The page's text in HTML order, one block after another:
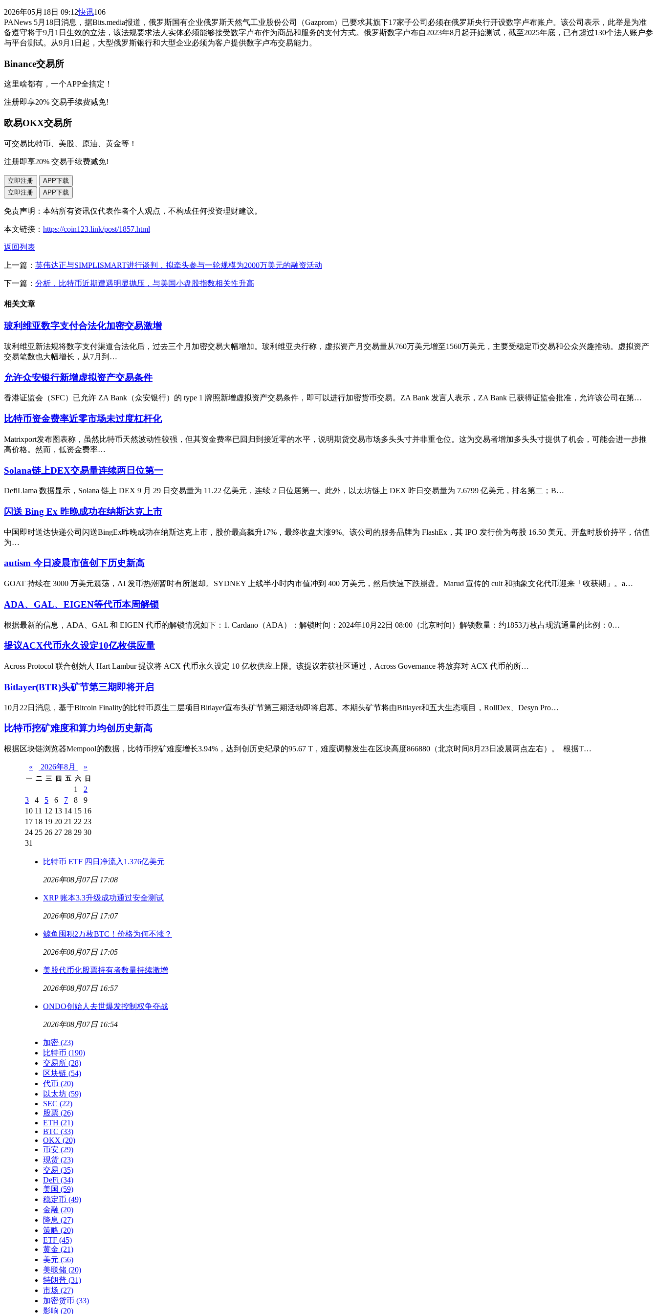
2026年05月18日 09:12快讯106
PANews 5月18日消息，据Bits.media报道，俄罗斯国有企业俄罗斯天然气工业股份公司（Gazprom）已要求其旗下17家子公司必须在俄罗斯央行开设数字卢布账户。该公司表示，此举是为准
备遵守将于9月1日生效的立法，该法规要求法人实体必须能够接受数字卢布作为商品和服务的支付方式。俄罗斯数字卢布自2023年8月起开始测试，截至2025年底，已有超过130个法人账户参
与平台测试。从9月1日起，大型俄罗斯银行和大型企业必须为客户提供数字卢布交易能力。
Binance交易所
这里啥都有，一个APP全搞定！
注册即享20% 交易手续费减免!
欧易OKX交易所
可交易比特币、美股、原油、黄金等！
注册即享20% 交易手续费减免!
立即注册
APP下载
立即注册
APP下载
免责声明：本站所有资讯仅代表作者个人观点，不构成任何投资理财建议。
本文链接： https://coin123.link/post/1857.html
返回列表
上一篇： 英伟达正与SIMPLISMART进行谈判，拟牵头参与一轮规模为2000万美元的融资活动
下一篇： 分析，比特币近期遭遇明显抛压，与美国小盘股指数相关性升高
相关文章
玻利维亚数字支付合法化加密交易激增
玻利维亚新法规将数字支付渠道合法化后，过去三个月加密交易大幅增加。玻利维亚央行称，虚拟资产月交易量从760万美元增至1560万美元，主要受稳定币交易和公众兴趣推动。虚拟资产
交易笔数也大幅增长，从7月到…
允许众安银行新增虚拟资产交易条件
香港证监会（SFC）已允许 ZA Bank（众安银行）的 type 1 牌照新增虚拟资产交易条件，即可以进行加密货币交易。ZA Bank 发言人表示，ZA Bank 已获得证监会批准，允许该公司在第…
比特币资金费率近零市场未过度杠杆化
Matrixport发布图表称，虽然比特币天然波动性较强，但其资金费率已回归到接近零的水平，说明期货交易市场多头头寸并非重仓位。这为交易者增加多头头寸提供了机会，可能会进一步推
高价格。然而，低资金费率…
Solana链上DEX交易量连续两日位第一
DefiLlama 数据显示，Solana 链上 DEX 9 月 29 日交易量为 11.22 亿美元，连续 2 日位居第一。此外，以太坊链上 DEX 昨日交易量为 7.6799 亿美元，排名第二；B…
闪送 Bing Ex 昨晚成功在纳斯达克上市
中国即时送达快递公司闪送BingEx昨晚成功在纳斯达克上市，股价最高飙升17%，最终收盘大涨9%。该公司的服务品牌为 FlashEx，其 IPO 发行价为每股 16.50 美元。开盘时股价持平，估值
为…
autism 今日凌晨市值创下历史新高
GOAT 持续在 3000 万美元震荡，AI 发币热潮暂时有所退却。SYDNEY 上线半小时内市值冲到 400 万美元，然后快速下跌崩盘。Marud 宣传的 cult 和抽象文化代币迎来「收获期」。a…
ADA、GAL、EIGEN等代币本周解锁
根据最新的信息，ADA、GAL 和 EIGEN 代币的解锁情况如下：1. Cardano（ADA）：解锁时间：2024年10月22日 08:00（北京时间）解锁数量：约1853万枚占现流通量的比例：0…
提议ACX代币永久设定10亿枚供应量
Across Protocol 联合创始人 Hart Lambur 提议将 ACX 代币永久设定 10 亿枚供应上限。该提议若获社区通过，Across Governance 将放弃对 ACX 代币的所…
Bitlayer(BTR)头矿节第三期即将开启
10月22日消息，基于Bitcoin Finality的比特币原生二层项目Bitlayer宣布头矿节第三期活动即将启幕。本期头矿节将由Bitlayer和五大生态项目，RollDex、Desyn Pro…
比特币挖矿难度和算力均创历史新高
根据区块链浏览器Mempool的数据，比特币挖矿难度增长3.94%，达到创历史纪录的95.67 T，难度调整发生在区块高度866880（北京时间8月23日凌晨两点左右）。 根据T…
« 2026年8月 »
一 二 三 四 五 六 日
1
2
3
4 5 6 7 8
9
10 11 12 13 14 15 16
17 18 19 20 21 22 23
24 25 26 27 28 29 30
31
比特币 ETF 四日净流入1.376亿美元
2026年08月07日 17:08
XRP 账本3.3升级成功通过安全测试
2026年08月07日 17:07
鲸鱼囤积2万枚BTC！价格为何不涨？
2026年08月07日 17:05
美股代币化股票持有者数量持续激增
2026年08月07日 16:57
ONDO创始人去世爆发控制权争夺战
2026年08月07日 16:54
加密 (23)
比特币 (190)
交易所 (28)
区块链 (54)
代币 (20)
以太坊 (59)
SEC (22)
股票 (26)
ETH (21)
BTC (33)
OKX (20)
币安 (29)
现货 (23)
交易 (35)
DeFi (34)
美国 (59)
稳定币 (49)
金融 (20)
降息 (27)
策略 (20)
ETF (45)
黄金 (21)
美元 (56)
美联储 (20)
特朗普 (31)
市场 (27)
加密货币 (33)
影响 (20)